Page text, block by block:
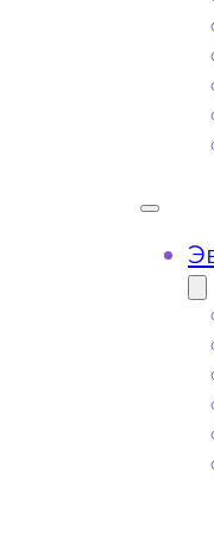
Маршрут
передач
Сложная